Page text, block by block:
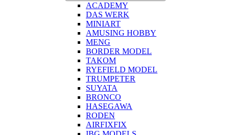
ACADEMY
DAS WERK
MINIART
AMUSING HOBBY
MENG
BORDER MODEL
TAKOM
RYEFIELD MODEL
TRUMPETER
SUYATA
BRONCO
HASEGAWA
RODEN
AIRFIXFIX